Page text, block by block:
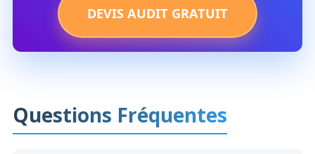
DEVIS AUDIT GRATUIT
Questions Fréquentes